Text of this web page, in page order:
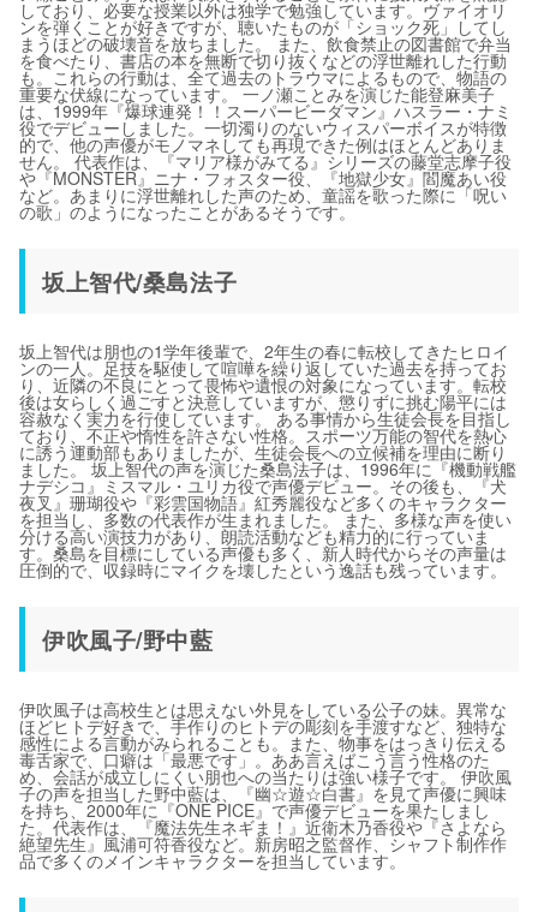
しており、必要な授業以外は独学で勉強しています。ヴァイオリ
ンを弾くことが好きですが、聴いたものが「ショック死」してし
まうほどの破壊音を放ちました。 また、飲食禁止の図書館で弁当
を食べたり、書店の本を無断で切り抜くなどの浮世離れした行動
も。これらの行動は、全て過去のトラウマによるもので、物語の
重要な伏線になっています。 一ノ瀬ことみを演じた能登麻美子
は、1999年『爆球連発！！スーパービーダマン』ハスラー・ナミ
役でデビューしました。一切濁りのないウィスパーボイスが特徴
的で、他の声優がモノマネしても再現できた例はほとんどありま
せん。 代表作は、『マリア様がみてる』シリーズの藤堂志摩子役
や『MONSTER』ニナ・フォスター役、『地獄少女』閻魔あい役
など。あまりに浮世離れした声のため、童謡を歌った際に「呪い
の歌」のようになったことがあるそうです。
坂上智代/桑島法子
坂上智代は朋也の1学年後輩で、2年生の春に転校してきたヒロイ
ンの一人。足技を駆使して喧嘩を繰り返していた過去を持ってお
り、近隣の不良にとって畏怖や遺恨の対象になっています。転校
後は女らしく過ごすと決意していますが、懲りずに挑む陽平には
容赦なく実力を行使しています。 ある事情から生徒会長を目指し
ており、不正や惰性を許さない性格。スポーツ万能の智代を熱心
に誘う運動部もありましたが、生徒会長への立候補を理由に断り
ました。 坂上智代の声を演じた桑島法子は、1996年に『機動戦艦
ナデシコ』ミスマル・ユリカ役で声優デビュー。その後も、『犬
夜叉』珊瑚役や『彩雲国物語』紅秀麗役など多くのキャラクター
を担当し、多数の代表作が生まれました。 また、多様な声を使い
分ける高い演技力があり、朗読活動なども精力的に行っていま
す。桑島を目標にしている声優も多く、新人時代からその声量は
圧倒的で、収録時にマイクを壊したという逸話も残っています。
伊吹風子/野中藍
伊吹風子は高校生とは思えない外見をしている公子の妹。異常な
ほどヒトデ好きで、手作りのヒトデの彫刻を手渡すなど、独特な
感性による言動がみられることも。また、物事をはっきり伝える
毒舌家で、口癖は「最悪です」。ああ言えばこう言う性格のた
め、会話が成立しにくい朋也への当たりは強い様子です。 伊吹風
子の声を担当した野中藍は、『幽☆遊☆白書』を見て声優に興味
を持ち、2000年に『ONE PICE』で声優デビューを果たしまし
た。代表作は、『魔法先生ネギま！』近衛木乃香役や『さよなら
絶望先生』風浦可符香役など。新房昭之監督作、シャフト制作作
品で多くのメインキャラクターを担当しています。